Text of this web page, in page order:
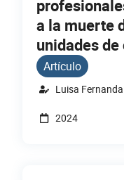
a la muerte
unidades
Artículo
Luisa
Cepeda
2024